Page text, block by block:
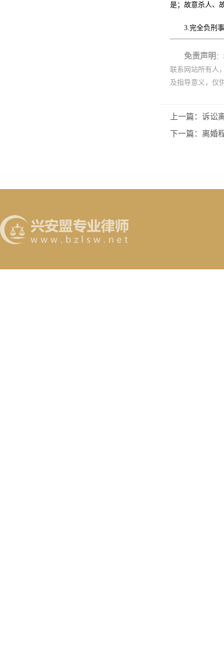
是；故意杀人、
3.完全负刑
免责声明
联系网站所有人
及指导意义，仅
上一篇：诉讼
下一篇：离婚